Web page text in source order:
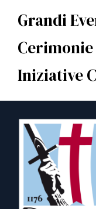
Grandi
Iniziative